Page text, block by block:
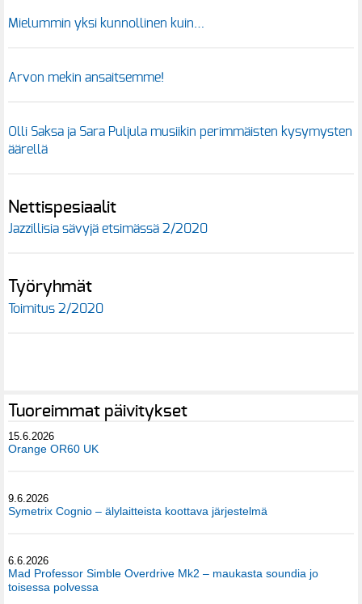
Mielummin yksi kunnollinen kuin…
Arvon mekin ansaitsemme!
Olli Saksa ja Sara Puljula musiikin perimmäisten kysymysten
äärellä
Nettispesiaalit
Jazzillisia sävyjä etsimässä 2/2020
Työryhmät
Toimitus 2/2020
Tuoreimmat päivitykset
15.6.2026
Orange OR60 UK
9.6.2026
Symetrix Cognio – älylaitteista koottava järjestelmä
6.6.2026
Mad Professor Simble Overdrive Mk2 – maukasta soundia jo
toisessa polvessa